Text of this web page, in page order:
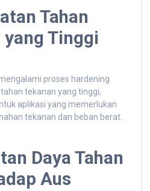
Tahan
yang Tinggi
proses hardening
tekanan yang tinggi,
aplikasi yang memerlukan
tekanan dan beban berat.
Daya Tahan
Aus